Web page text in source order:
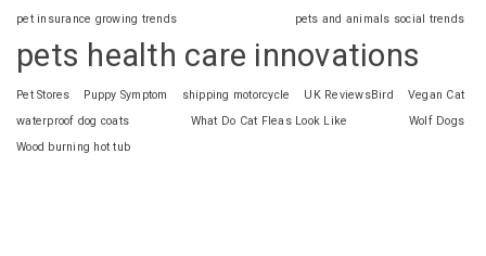
pet insurance growing trends
pets and animals social trends
pets health care innovations
Pet Stores Puppy Symptom shipping motorcycle UK ReviewsBird
Vegan Cat
waterproof dog coats
What Do Cat Fleas Look Like
Wolf Dogs
Wood burning hot tub